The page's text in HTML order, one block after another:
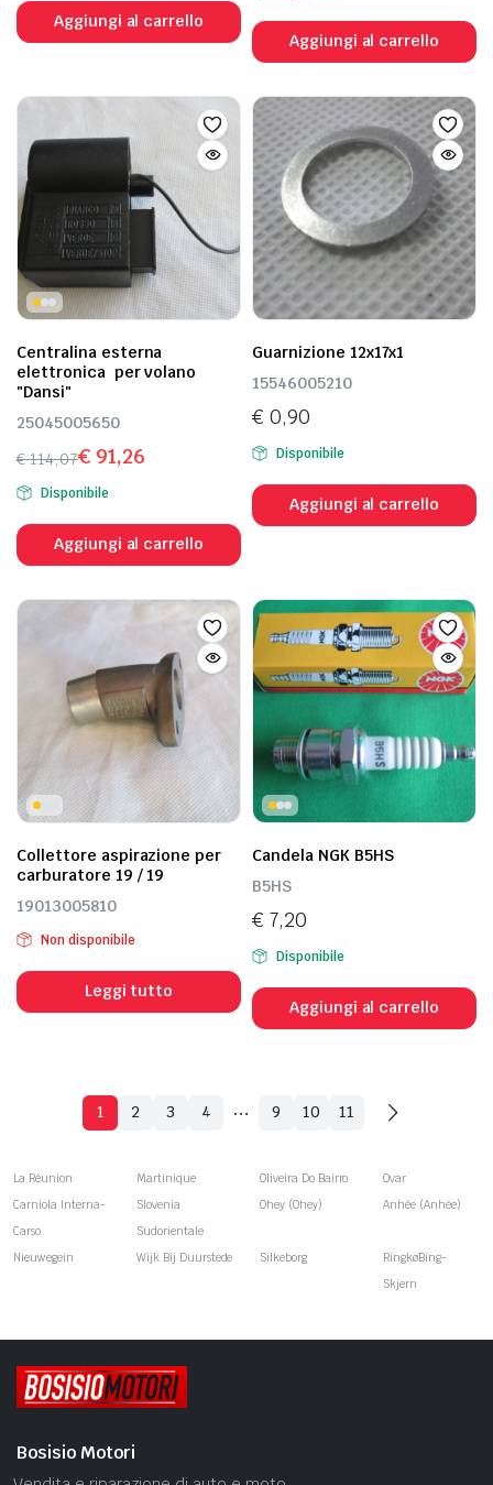
Aggiungi al carrello
Aggiungi al carrello
Centralina esterna
elettronica per volano
"Dansi"
25045005650
€114,07
Il
prezzo
originale
era:
€91,26
Il
prezzo
attuale
è:
Disponibile
Aggiungi al carrello
Guarnizione 12x17x1
15546005210
€ 0,90
Disponibile
Aggiungi al carrello
Collettore aspirazione per
carburatore 19 / 19
19013005810
Non disponibile
Leggi tutto
Candela NGK B5HS
B5HS
€ 7,20
Disponibile
Aggiungi al carrello
1 2 3 4 … 9 10 11
La Réunion Martinique Oliveira Do Bairro
Ovar
Carniola Interna-
Carso
Slovenia
Sudorientale
Ohey (Ohey) Anhée (Anhée)
Nieuwegein Wijk Bij Duurstede Silkeborg
RingkøBing-
Skjern
Bosisio Motori